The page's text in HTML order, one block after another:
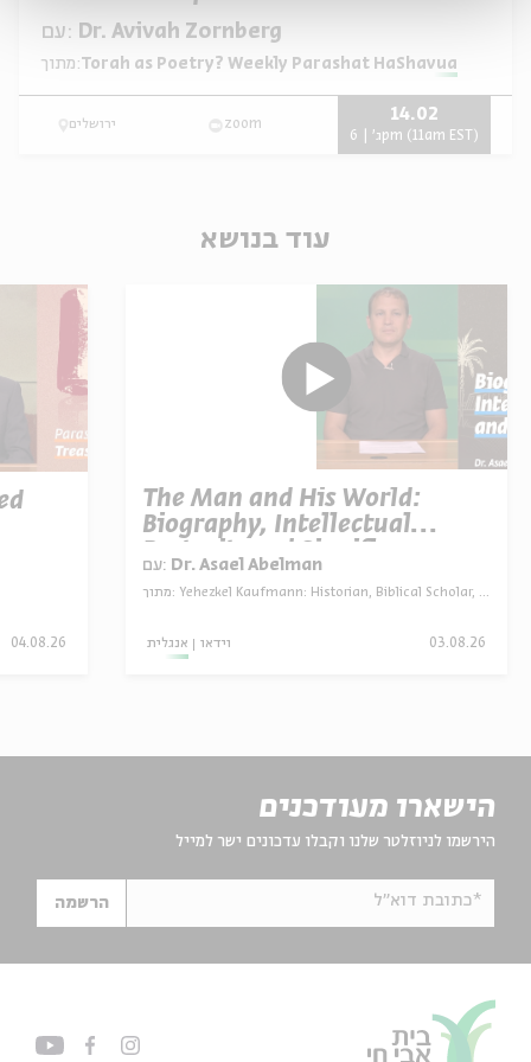
עם: Dr. Avivah Zornberg
מתוך:Torah as Poetry? Weekly Parashat HaShavua
ירושלים zoom
14.02
ג' | 6pm (11am EST)
עוד בנושא
The Man and His World:
Biography, Intellectual
Portrait, and Significance
עם: Dr. Asael Abelman
מתוך: Yehezkel Kaufmann: Historian, Biblical Scholar, and Zionist Thinker
אנגלית וידאו 03.08.26
04.08.26
הישארו מעודכנים
הירשמו לניוזלטר שלנו וקבלו עדכונים ישר למייל
*כתובת דוא"ל הרשמה